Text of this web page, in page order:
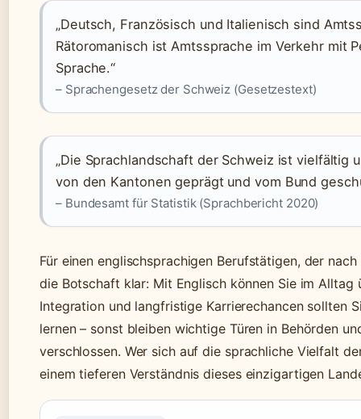
„Deutsch, Französisch und Italienisch sind
Rätoromanisch ist Amtssprache im Verkehr mit
Sprache.“
– Sprachengesetz der Schweiz (Gesetzestext)
„Die Sprachlandschaft der Schweiz ist vielfältig
von den Kantonen geprägt und vom Bund
– Bundesamt für Statistik (Sprachbericht 2020)
Für einen englischsprachigen Berufstätigen, der
die Botschaft klar: Mit Englisch können Sie im Alltag
Integration und langfristige Karrierechancen sollten
lernen – sonst bleiben wichtige Türen in Behörden
verschlossen. Wer sich auf die sprachliche Vielfalt
einem tieferen Verständnis dieses einzigartigen